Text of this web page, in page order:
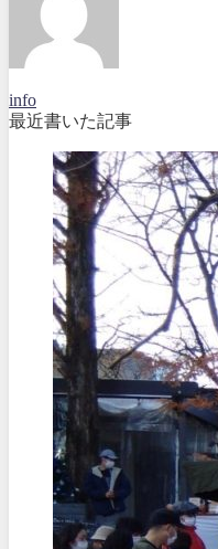
info
最近書いた記事